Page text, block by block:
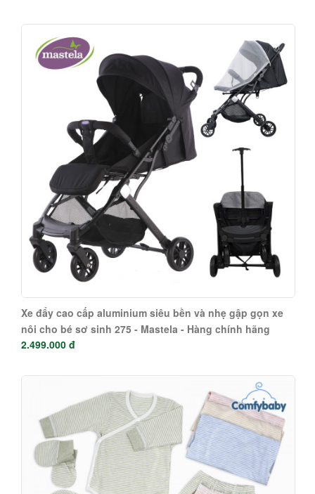
Xe đẩy cao cấp aluminium siêu bền và nhẹ gập gọn xe
nôi cho bé sơ sinh 275 - Mastela - Hàng chính hãng
2.499.000 đ